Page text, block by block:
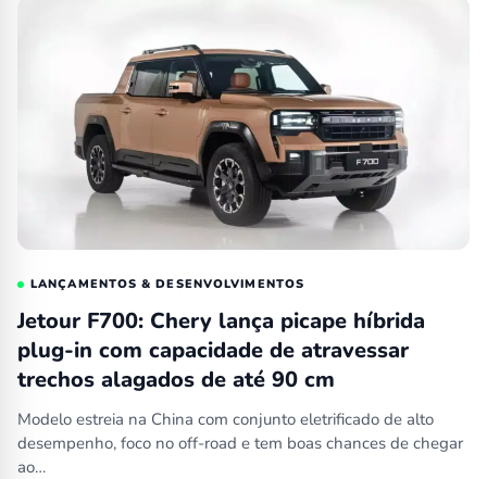
LANÇAMENTOS & DESENVOLVIMENTOS
Jetour F700: Chery lança picape híbrida
plug-in com capacidade de atravessar
trechos alagados de até 90 cm
Modelo estreia na China com conjunto eletrificado de alto
desempenho, foco no off-road e tem boas chances de chegar
ao…